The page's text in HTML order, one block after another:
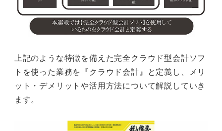
上記のような特徴を備えた完全クラウド型会計ソフ
トを使った業務を『クラウド会計』と定義し、メリ
ット・デメリットや活用方法について解説していき
ます。